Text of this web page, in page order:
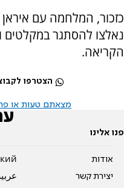
כזכור, המלחמה עם
נאלצו להסתגר במקלטים
הקריאה.
הצטרפו
מצאתם טעות או
פנו אלינו
אודות
יצירת קשר